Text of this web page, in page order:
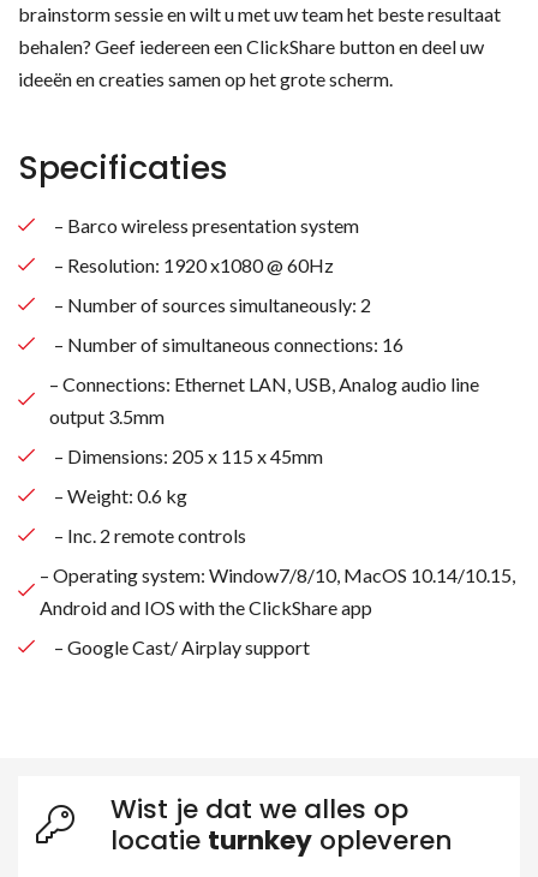
brainstorm sessie en wilt u met uw team het beste resultaat
behalen? Geef iedereen een ClickShare button en deel uw
ideeën en creaties samen op het grote scherm.
Specificaties
– Barco wireless presentation system
– Resolution: 1920 x1080 @ 60Hz
– Number of sources simultaneously: 2
– Number of simultaneous connections: 16
– Connections: Ethernet LAN, USB, Analog audio line
output 3.5mm
– Dimensions: 205 x 115 x 45mm
– Weight: 0.6 kg
– Inc. 2 remote controls
– Operating system: Window7/8/10, MacOS 10.14/10.15,
Android and IOS with the ClickShare app
– Google Cast/ Airplay support
Wist je dat we alles op
locatie turnkey opleveren